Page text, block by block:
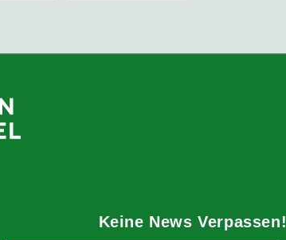
Keine News Verpassen!